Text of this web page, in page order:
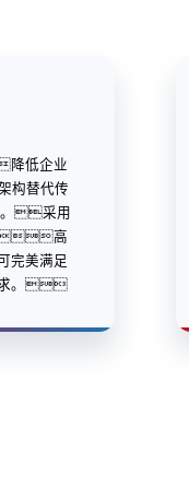
降低企业
构替代传
。采用
高
美满足
求。